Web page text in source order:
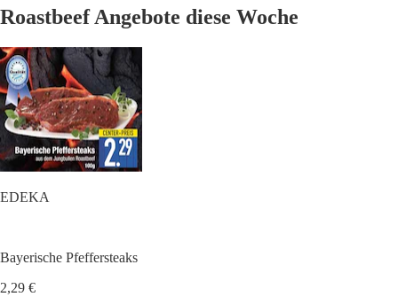
Roastbeef Angebote diese Woche
EDEKA
Bayerische Pfeffersteaks
2,29 €